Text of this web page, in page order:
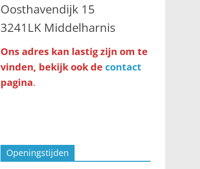
Oosthavendijk 15
3241LK Middelharnis
Ons adres kan lastig zijn om te
vinden, bekijk ook de contact
pagina.
Openingstijden